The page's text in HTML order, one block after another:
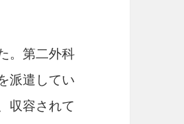
。第二外科
派遣してい
収容されて